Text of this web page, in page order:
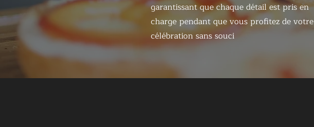
garantissant que chaque détail est pris en
charge pendant que vous profitez de votre
célébration sans souci